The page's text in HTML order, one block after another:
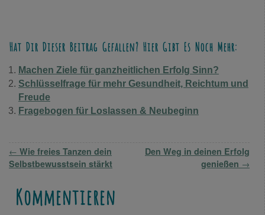
Hat Dir Dieser Beitrag Gefallen? Hier Gibt Es Noch Mehr:
Machen Ziele für ganzheitlichen Erfolg Sinn?
Schlüsselfrage für mehr Gesundheit, Reichtum und
Freude
Fragebogen für Loslassen & Neubeginn
Artikelnavigation
← Wie freies Tanzen dein
Selbstbewusstsein stärkt
Den Weg in deinen Erfolg
genießen →
Kommentieren